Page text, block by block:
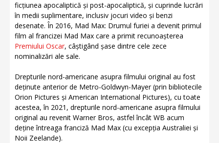
ficțiunea apocaliptică și post-apocaliptică, și cuprinde lucrări
în medii suplimentare, inclusiv jocuri video și benzi
desenate. În 2016, Mad Max: Drumul furiei a devenit primul
film al francizei Mad Max care a primit recunoașterea
Premiului Oscar, câștigând șase dintre cele zece
nominalizări ale sale.
Drepturile nord-americane asupra filmului original au fost
deținute anterior de Metro-Goldwyn-Mayer (prin bibliotecile
Orion Pictures și American International Pictures), cu toate
acestea, în 2021, drepturile nord-americane asupra filmului
original au revenit Warner Bros, astfel încât WB acum
deține întreaga franciză Mad Max (cu excepția Australiei și
Noii Zeelande).